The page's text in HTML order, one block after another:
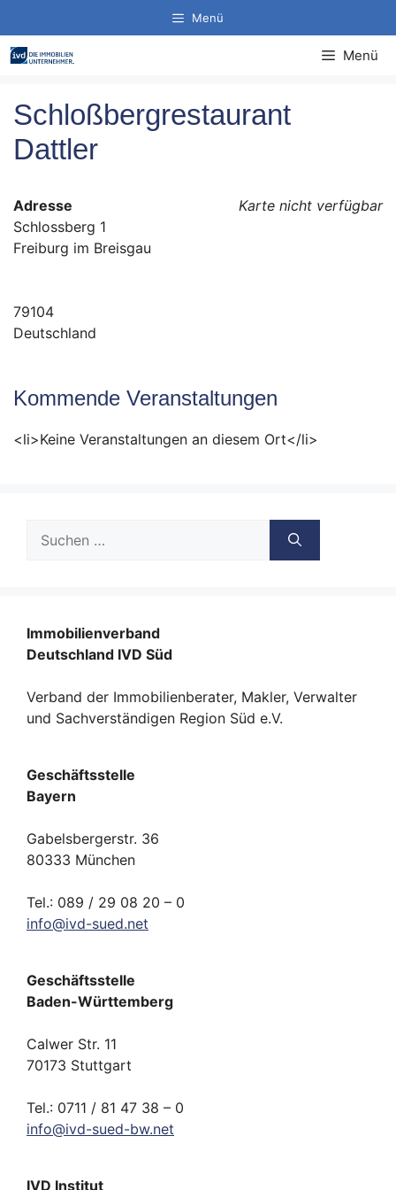
Inhalt
springen
Menü
Menü
Schloßbergrestaurant
Dattler
Karte nicht verfügbar
Adresse
Schlossberg 1
Freiburg im Breisgau
79104
Deutschland
Kommende Veranstaltungen
<li>Keine Veranstaltungen an diesem Ort</li>
nach:
Immobilienverband
Deutschland IVD Süd
Verband der Immobilienberater, Makler, Verwalter
und Sachverständigen Region Süd e.V.
Geschäftsstelle
Bayern
Gabelsbergerstr. 36
80333 München
Tel.: 089 / 29 08 20 – 0
info@ivd-sued.net
Geschäftsstelle
Baden-Württemberg
Calwer Str. 11
70173 Stuttgart
Tel.: 0711 / 81 47 38 – 0
info@ivd-sued-bw.net
IVD Institut